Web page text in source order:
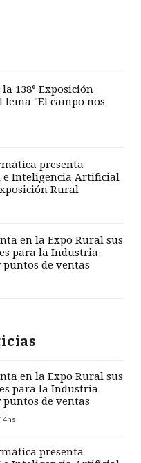
138° Exposición
lema "El campo nos
presenta
e Inteligencia Artificial
Rural
en la Expo Rural sus
para la Industria
de ventas
en la Expo Rural sus
para la Industria
de ventas
presenta